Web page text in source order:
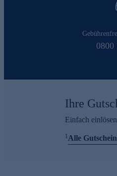
0800
Ihre
Einfach
1Alle